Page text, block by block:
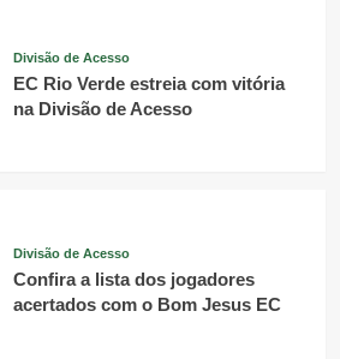
Divisão de Acesso
EC Rio Verde estreia com vitória
na Divisão de Acesso
Divisão de Acesso
Confira a lista dos jogadores
acertados com o Bom Jesus EC